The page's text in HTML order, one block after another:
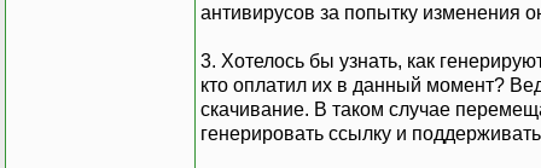
антивирусов за попытку изменения
3. Хотелось бы узнать, как
кто оплатил их в данный момент?
скачивание. В таком случае
генерировать ссылку и